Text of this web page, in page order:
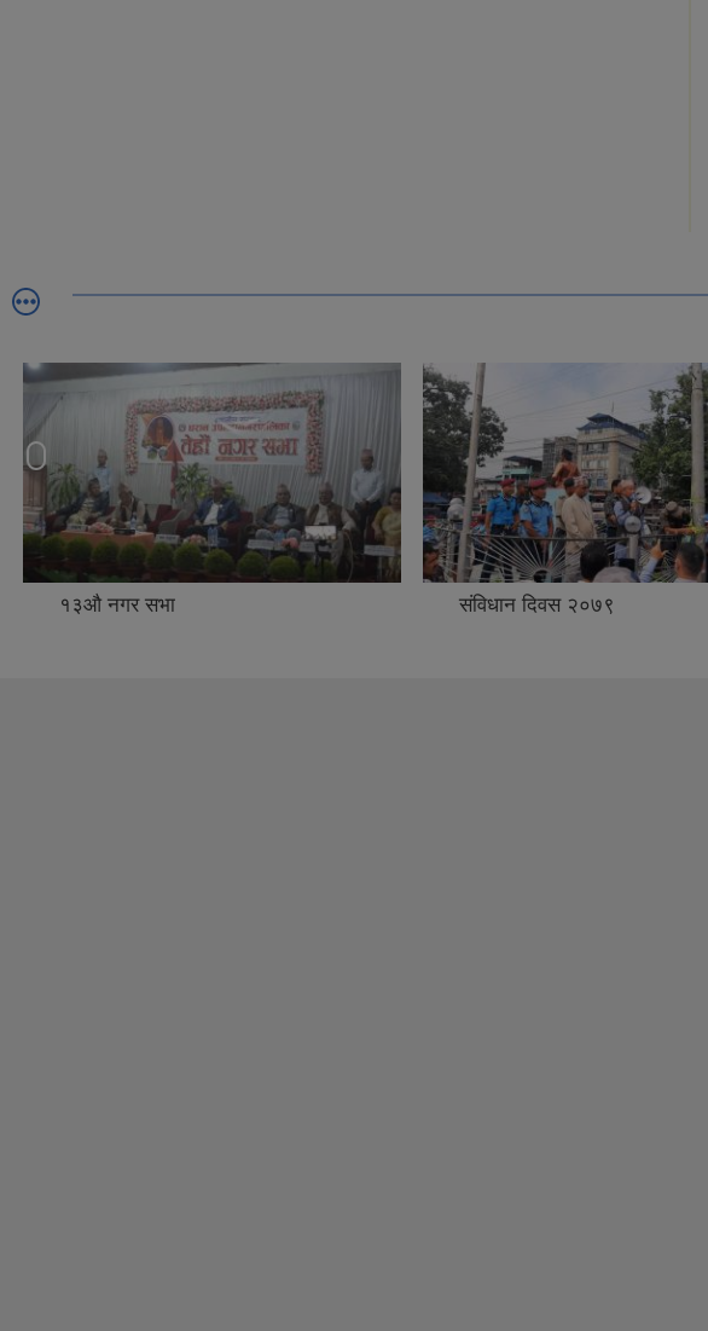
१३औ नगर सभा संविधान दिवस २०७९